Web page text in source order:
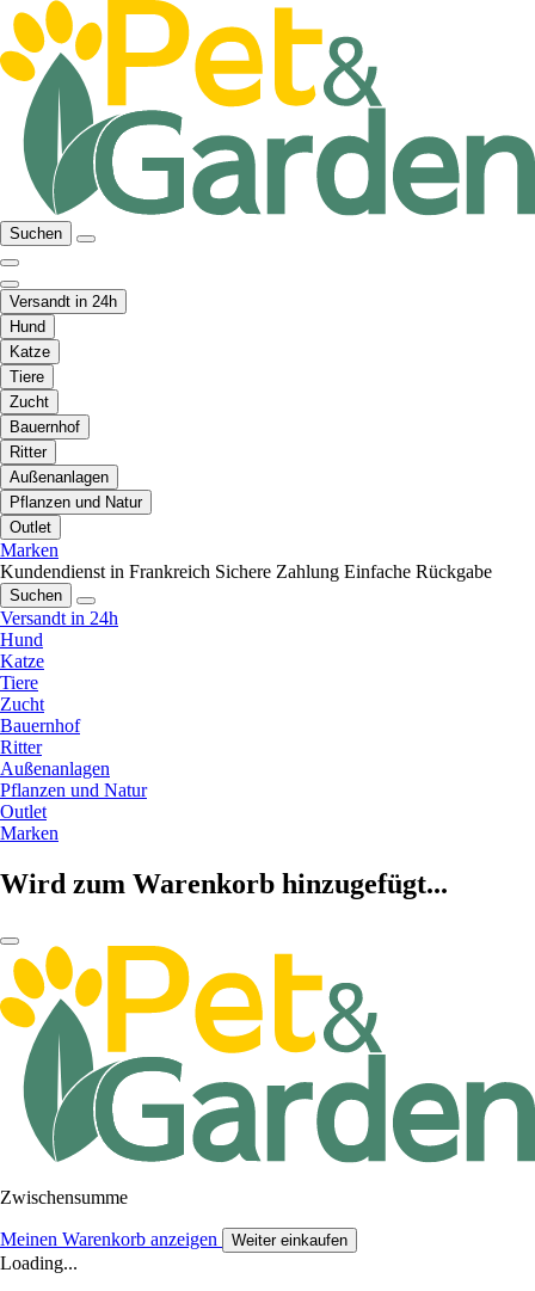
Suchen
Versandt in 24h
Hund
Katze
Tiere
Zucht
Bauernhof
Ritter
Außenanlagen
Pflanzen und Natur
Outlet
Marken
Kundendienst in Frankreich Sichere Zahlung Einfache Rückgabe
Suchen
Versandt in 24h
Hund
Katze
Tiere
Zucht
Bauernhof
Ritter
Außenanlagen
Pflanzen und Natur
Outlet
Marken
Wird zum Warenkorb hinzugefügt...
Zwischensumme
Meinen Warenkorb anzeigen Weiter einkaufen
Loading...